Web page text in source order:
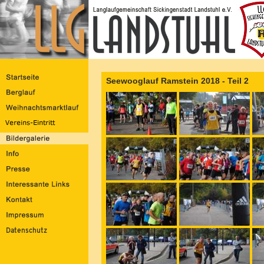
Seewooglauf Ramstein 2018 - Teil 2